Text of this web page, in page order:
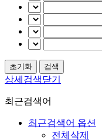
상세검색닫기
최근검색어
최근검색어 옵션
전체삭제